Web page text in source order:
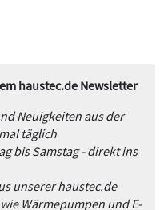
haustec.de Newsletter
Neuigkeiten aus der
täglich
bis Samstag - direkt ins
unserer haustec.de
Wärmepumpen und E-